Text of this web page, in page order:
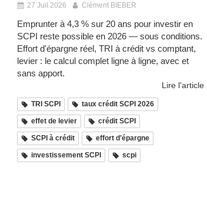
27 Juil 2026 Clément BIEBER
Emprunter à 4,3 % sur 20 ans pour investir en
SCPI reste possible en 2026 — sous conditions.
Effort d'épargne réel, TRI à crédit vs comptant,
levier : le calcul complet ligne à ligne, avec et
sans apport.
Lire l'article
TRI SCPI taux crédit SCPI 2026
effet de levier crédit SCPI
SCPI à crédit effort d'épargne
investissement SCPI scpi